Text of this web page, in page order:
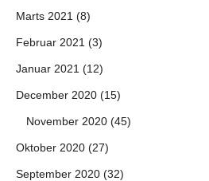
Marts 2021 (8)
Februar 2021 (3)
Januar 2021 (12)
December 2020 (15)
November 2020 (45)
Oktober 2020 (27)
September 2020 (32)